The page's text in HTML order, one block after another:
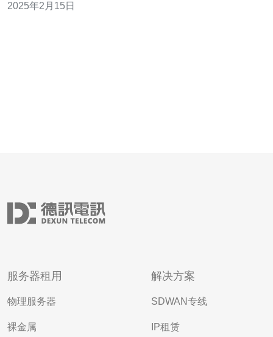
比，VPS虚拟主机提供更高的性能、更好的安全性和更大
2025年2月15日
服务器租用
物理服务器
裸金属
解决方案
SDWAN专线
IP租赁